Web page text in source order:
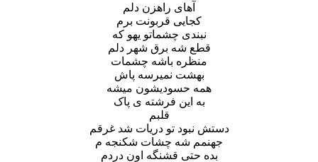
آهای راهزن دلم
کجایی قربونت برم
نبندی چشماتو یهو که
قطع شه برق شهر دلم
منظره باشه چشمات
بهشت نمیرسه پاش
همه حسودیشون میشه
به این فرشته ی پاک
دستش نبود تو دریات شد غرقم
جهنمم شه چشات شکنجه م
بده حتی قشنگه اون دردم